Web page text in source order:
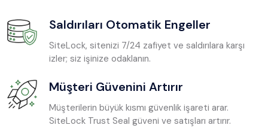
Saldırıları Otomatik Engeller
SiteLock, sitenizi 7/24 zafiyet ve saldırılara karşı
izler; siz işinize odaklanın.
Müşteri Güvenini Artırır
Müşterilerin büyük kısmı güvenlik işareti arar.
SiteLock Trust Seal güveni ve satışları artırır.